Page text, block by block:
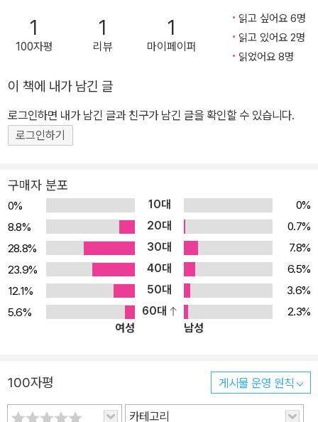
지로 어떤 글은 차가운 성가처럼, 어떤 글은 잔인한 우화처럼, 어떤 글
은 다정한 잠언이나 명상록처럼 다채롭게 읽힌다. 작고 평범한 것들
을 특별한 사건으로 바꾸는 일 내가 읽은 섹스에 관한 최고의 글은 이
내리기 시작하면, 나는 섹스를 하고 싶다.” 누군가 나더러 내리는 눈
을 보며 하고 싶은 것에 대한 문장을 적어보라고 했다면 나는 이렇게
썼을 것이다. “눈이 내리기 시작하면, 나는 사색을 하고 싶다.” 눈과
없다. 메리 루플의 환상적인 글들이 가진 문제는, 그것이 이미 쓰였다
는 사실이다. 나에게는 그런 글을 쓸 가능성조차 영영 사라진 것이다.
― 군힐 오여하우, 노르웨이 시인 메리 루플의 글은 대체로 ‘있을 법
하지 않은 문장들’ 혹은 ‘나란히 있을 법하지 않은 문장들’의 연속이
다. 그래서 종종 기묘하고 낯선 얼굴을 띤다. 형식상 산문시와 초단편
소설과 에세이 따위를 경계 없이 오가는 글들로 설명될 수 있겠으나
그러한 설명만으론 부족한, 독특한 완성미를 가진 그의 산문들은 《가
장 별난 것》에서도 여전하다. 〈물 한 잔〉이라는 글에서는 냉장고 안의
불빛이 두려워 문을 열지 못하는 상황이, 〈벤치〉에서는 집 뒤뜰에 놓
씨를 너무 크게 쓸 수밖에 없는 여자의 사연이 펼쳐지고 그것들은 모
두 삶의 어떤 형국 앞에 다다른다. 비애와 농담을 하나로 말할 줄 아는
시인의 목소리 안에서 어떤 진실에 당도하고야 만다. 루플의 글 안에
1
100자평
1
리뷰
1
마이페이퍼
읽고 싶어요 6명
읽고 있어요 2명
읽었어요 8명
이 책에 내가 남긴 글
로그인하면 내가 남긴 글과 친구가 남긴 글을 확인할 수 있습니다.
로그인하기
구매자 분포
0% 10대
0%
8.8%
20대
0.7%
28.8%
30대
7.8%
23.9%
40대
6.5%
12.1%
50대
3.6%
5.6%
60대
2.3%
여성
남성
100자평 게시물 운영 원칙
카테고리